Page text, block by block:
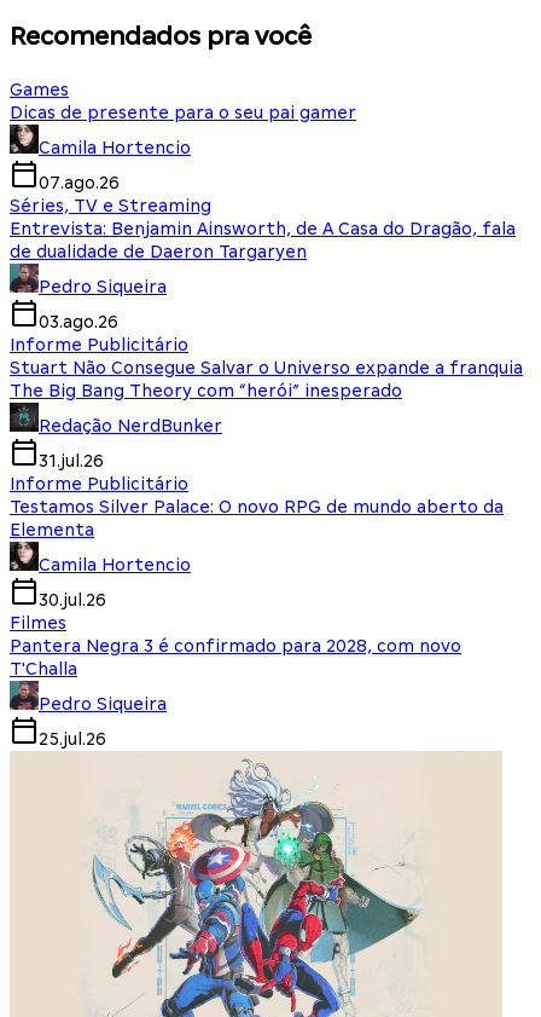
Recomendados pra você
Games
Dicas de presente para o seu pai gamer
Camila Hortencio
07.ago.26
Séries, TV e Streaming
Entrevista: Benjamin Ainsworth, de A Casa do Dragão, fala
de dualidade de Daeron Targaryen
Pedro Siqueira
03.ago.26
Informe Publicitário
Stuart Não Consegue Salvar o Universo expande a franquia
The Big Bang Theory com “herói” inesperado
Redação NerdBunker
31.jul.26
Informe Publicitário
Testamos Silver Palace: O novo RPG de mundo aberto da
Elementa
Camila Hortencio
30.jul.26
Filmes
Pantera Negra 3 é confirmado para 2028, com novo
T'Challa
Pedro Siqueira
25.jul.26